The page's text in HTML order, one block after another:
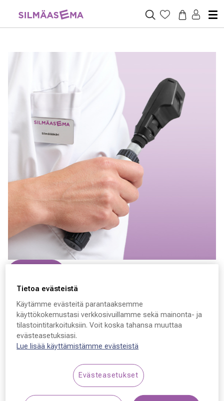
Marko Kervinen
Lääketieteen tohtori, Lääkäri, silmätautien erikoislääkäri
Erikoisosaaminen
Tietoa evästeistä
Käytämme evästeitä parantaaksemme
käyttökokemustasi verkkosivuillamme sekä mainonta- ja
tilastointitarkoituksiin. Voit koska tahansa muuttaa
evästeasetuksiasi.
Lue lisää käyttämistämme evästeistä
Evästeasetukset